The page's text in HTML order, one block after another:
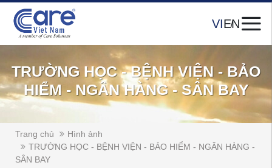
VIEN
TRƯỜNG HỌC - BỆNH VIỆN - BẢO
HIỂM - NGÂN HÀNG - SÂN BAY
Trang chủ
Hình ảnh
TRƯỜNG HỌC - BỆNH VIỆN - BẢO HIỂM - NGÂN HÀNG -
SÂN BAY